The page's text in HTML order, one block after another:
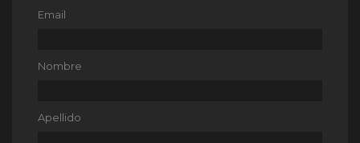
Email
Nombre
Apellido